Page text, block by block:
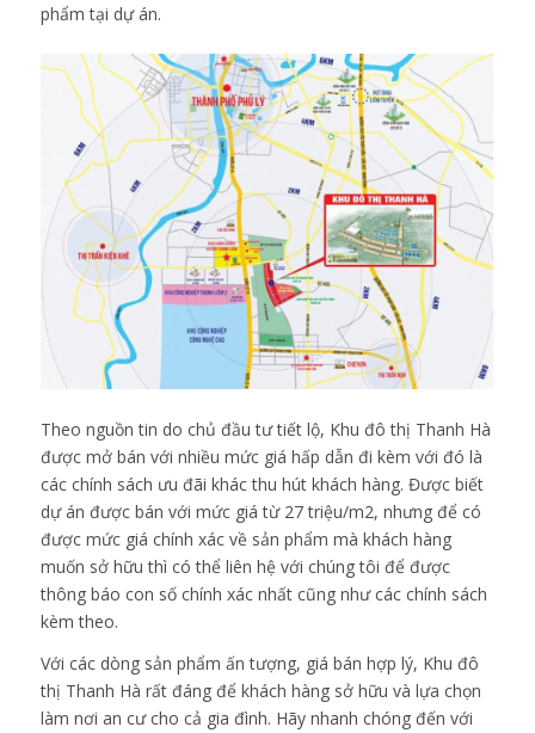
phẩm tại dự án.
Theo nguồn tin do chủ đầu tư tiết lộ, Khu đô thị Thanh Hà
được mở bán với nhiều mức giá hấp dẫn đi kèm với đó là
các chính sách ưu đãi khác thu hút khách hàng. Được biết
dự án được bán với mức giá từ 27 triệu/m2, nhưng để có
được mức giá chính xác về sản phẩm mà khách hàng
muốn sở hữu thì có thể liên hệ với chúng tôi để được
thông báo con số chính xác nhất cũng như các chính sách
kèm theo.
Với các dòng sản phẩm ấn tượng, giá bán hợp lý, Khu đô
thị Thanh Hà rất đáng để khách hàng sở hữu và lựa chọn
làm nơi an cư cho cả gia đình. Hãy nhanh chóng đến với